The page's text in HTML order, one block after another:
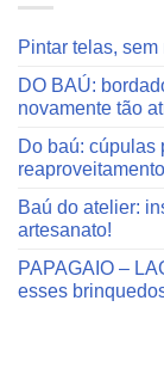
Pintar telas,
DO BAÚ:
novamente tão
Do baú: cúpulas
reaproveitamento
Baú do atelier:
artesanato!
PAPAGAIO –
esses